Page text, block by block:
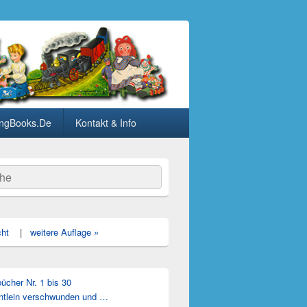
Kontakt & Info
| weitere Auflage »
Nr. 1 bis 30
verschwunden und …